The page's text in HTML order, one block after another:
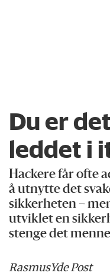
Du er
leddet i
Hackere får ofte
å utnytte det
sikkerheten –
utviklet en
stenge det
RasmusYde Post